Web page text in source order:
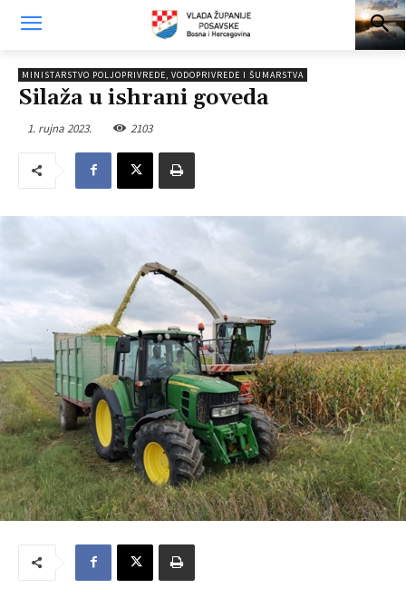
MINISTARSTVO POLJOPRIVREDE, VODOPRIVREDE I ŠUMARSTVA
Silaža u ishrani goveda
1. rujna 2023. 2103